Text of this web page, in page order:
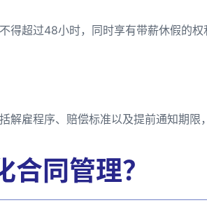
得超过48小时，同时享有带薪休假的
解雇程序、赔偿标准以及提前通知期限
合同管理？